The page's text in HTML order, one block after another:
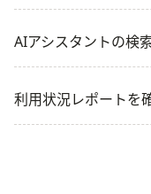
AIアシスタントの検
利用状況レポートを